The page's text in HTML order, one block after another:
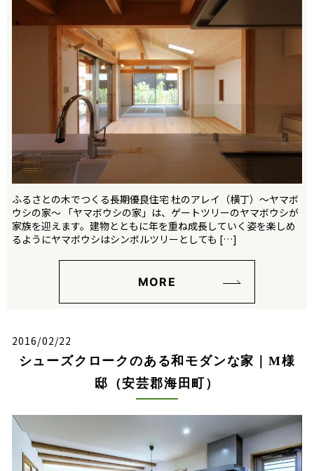
ふるさとの木でつくる長期優良住宅 杜のアレイ（横丁）～ヤマボ
ウシの家～ 「ヤマボウシの家」は、ゲートツリーのヤマボウシが
家族を迎えます。建物とともに年を重ね成長していく姿を楽しめ
るようにヤマボウシはシンボルツリーとしても […]
MORE
2016/02/22
シューズクロークのある和モダンな家｜M様
邸（安芸郡海田町）